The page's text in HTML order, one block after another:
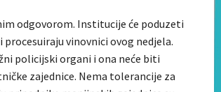
odgovorom. Institucije će poduzeti
vinovnici ovog nedjela.
policijski organi i ona neće biti
zajednice. Nema tolerancije za